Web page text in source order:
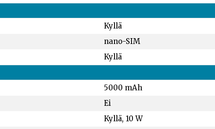
Kyllä
nano-SIM
Kyllä
5000 mAh
Ei
Kyllä, 10 W